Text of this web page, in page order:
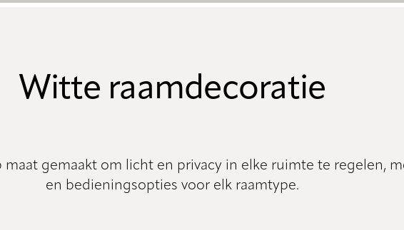
Witte raamdecoratie
gemaakt om licht en privacy in elke ruimte te regelen,
en bedieningsopties voor elk raamtype.